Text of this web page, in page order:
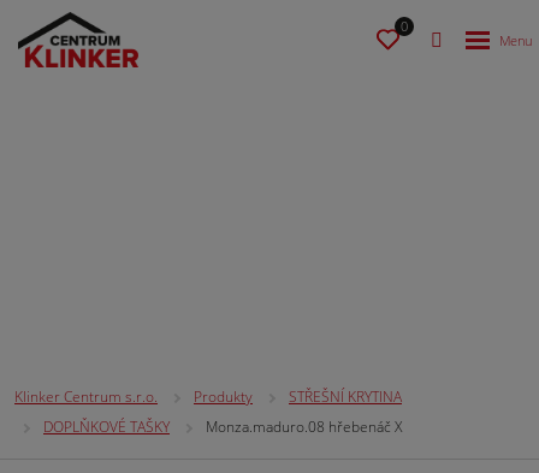
0
Klinker Centrum s.r.o. Produkty
STŘEŠNÍ KRYTINA
DOPLŇKOVÉ TAŠKY
Monza.maduro.08 hřebenáč X